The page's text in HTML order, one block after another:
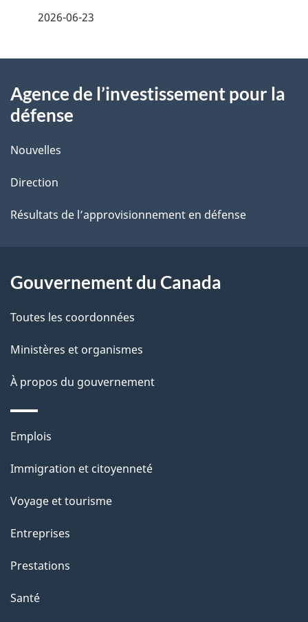
i
s
d
e
a
p
a
g
2026-06-23
propos
ce
site
Agence de l’investissement pour la
défense
Nouvelles
Direction
Résultats de l’approvisionnement en défense
Gouvernement du Canada
Toutes les coordonnées
Ministères et organismes
À propos du gouvernement
Thèmes
sujets
Emplois
Immigration et citoyenneté
Voyage et tourisme
Entreprises
Prestations
Santé